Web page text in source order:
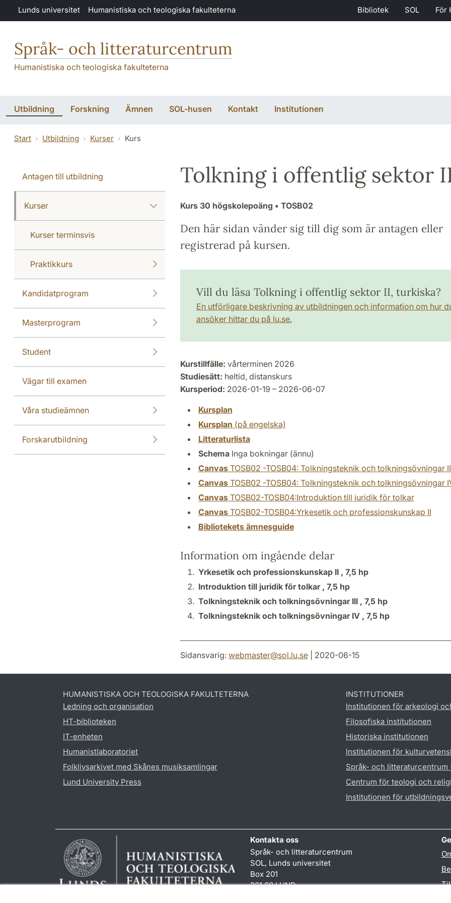
Hoppa till huvudinnehåll
Lunds universitet Humanistiska och teologiska fakulteterna Bibliotek SOL För
Språk- och litteraturcentrum
Humanistiska och teologiska fakulteterna
Utbildning Forskning Ämnen SOL-husen Kontakt Institutionen
Start Utbildning Kurser Kurs
Antagen till utbildning
Kurser
Kurser terminsvis
Praktikkurs
Kandidatprogram
Masterprogram
Student
Vägar till examen
Våra studieämnen
Forskarutbildning
Tolkning i offentlig sektor
Kurs 30 högskolepoäng • TOSB02
Den här sidan vänder sig till dig som är antagen eller
registrerad på kursen.
Vill du läsa Tolkning i offentlig sektor II, turkiska?
En utförligare beskrivning av utbildningen och information om hur
ansöker hittar du på lu.se.
Kurstillfälle: vårterminen 2026
Studiesätt: heltid, distanskurs
Kursperiod: 2026-01-19 – 2026-06-07
Kursplan
Kursplan (på engelska)
Litteraturlista
Schema Inga bokningar (ännu)
CanvasTOSB02 -TOSB04: Tolkningsteknik och tolkningsövningar
CanvasTOSB02 -TOSB04: Tolkningsteknik och tolkningsövningar
CanvasTOSB02-TOSB04:Introduktion till juridik för tolkar
CanvasTOSB02-TOSB04:Yrkesetik och professionskunskap II
Bibliotekets ämnesguide
Information om ingående delar
Yrkesetik och professionskunskap II , 7,5 hp
Introduktion till juridik för tolkar , 7,5 hp
Tolkningsteknik och tolkningsövningar III , 7,5 hp
Tolkningsteknik och tolkningsövningar IV , 7,5 hp
Sidansvarig: webmaster@sol.lu.se| 2020-06-15
HUMANISTISKA OCH TEOLOGISKA FAKULTETERNA
Ledning och organisation
HT-biblioteken
IT-enheten
Humanistlaboratoriet
Folklivsarkivet med Skånes musiksamlingar
Lund University Press
INSTITUTIONER
Institutionen för arkeologi
Filosofiska institutionen
Historiska institutionen
Institutionen för
Språk- och litteraturcentrum
Centrum för teologi och
Institutionen för
Kontakta oss
Språk- och litteraturcentrum
SOL, Lunds universitet
Box 201
221 00 LUND